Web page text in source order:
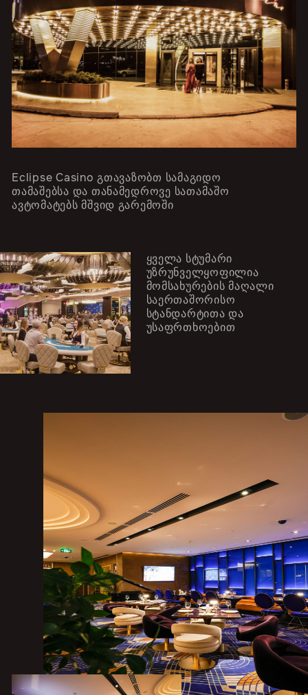
Eclipse Casino გთავაზობთ სამაგიდო
თამაშებსა და თანამედროვე სათამაშო
ავტომატებს მშვიდ გარემოში
ყველა სტუმარი
უზრუნველყოფილია
მომსახურების მაღალი
საერთაშორისო
სტანდარტითა და
უსაფრთხოებით